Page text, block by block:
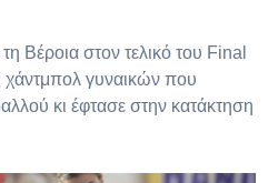
Βέροια στον τελικό του Final
γυναικών που
κι έφτασε στην κατάκτηση